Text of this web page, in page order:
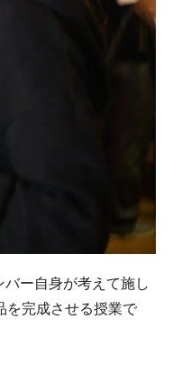
ー自身が考えて施し
を完成させる授業で